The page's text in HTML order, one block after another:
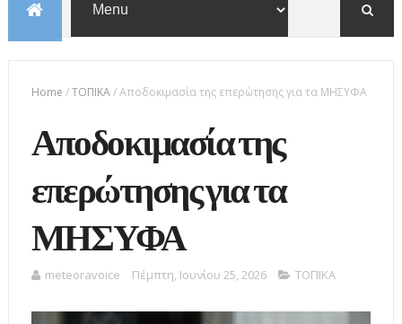
Home /ΤΟΠΙΚΑ/Αποδοκιμασία της επερώτησης για τα ΜΗΣΥΦΑ
Αποδοκιμασία της
επερώτησης για τα
ΜΗΣΥΦΑ
meteoravoice Πέμπτη, Ιουνίου 25, 2026 ΤΟΠΙΚΑ